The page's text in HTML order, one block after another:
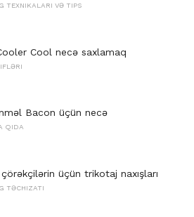
TEXNIKALARI VƏ TIPS
Cool necə saxlamaq
Bacon üçün necə
QIDA
üçün trikotaj naxışları
TƏCHIZATI